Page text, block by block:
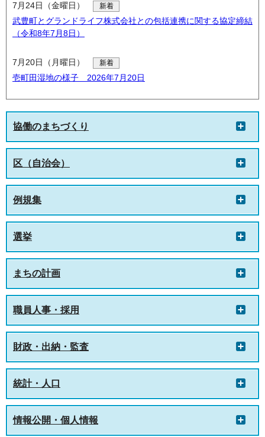
7月24日（金曜日） 新着
武豊町とグランドライフ株式会社との包括連携に関する協定締結
（令和8年7月8日）
7月20日（月曜日） 新着
壱町田湿地の様子 2026年7月20日
協働のまちづくり
区（自治会）
例規集
選挙
まちの計画
職員人事・採用
財政・出納・監査
統計・人口
情報公開・個人情報